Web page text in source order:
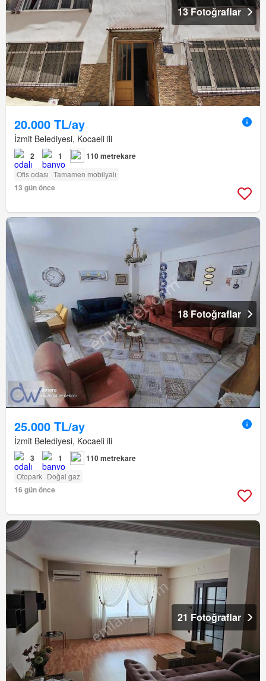
13 Fotoğraflar
20.000 TL/ay
İzmit Belediyesi, Kocaeli ili
2 1 110 metrekare
Ofis odası Tamamen mobilyalı
13 gün önce
18 Fotoğraflar
25.000 TL/ay
İzmit Belediyesi, Kocaeli ili
3 1 110 metrekare
Otopark Doğal gaz
16 gün önce
21 Fotoğraflar